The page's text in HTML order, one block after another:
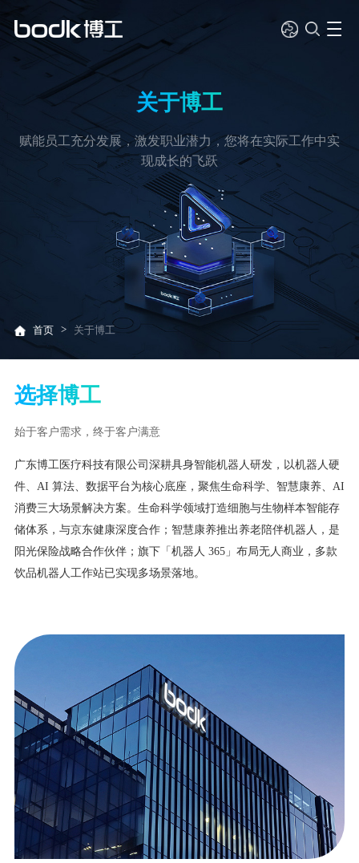
关于博工
赋能员工充分发展，激发职业潜力，您将在实际工作中实
现成长的飞跃
首页 > 关于博工
选择博工
始于客户需求，终于客户满意
广东博工医疗科技有限公司深耕具身智能机器人研发，以机器人硬
件、AI 算法、数据平台为核心底座，聚焦生命科学、智慧康养、AI
消费三大场景解决方案。生命科学领域打造细胞与生物样本智能存
储体系，与京东健康深度合作；智慧康养推出养老陪伴机器人，是
阳光保险战略合作伙伴；旗下「机器人 365」布局无人商业，多款
饮品机器人工作站已实现多场景落地。